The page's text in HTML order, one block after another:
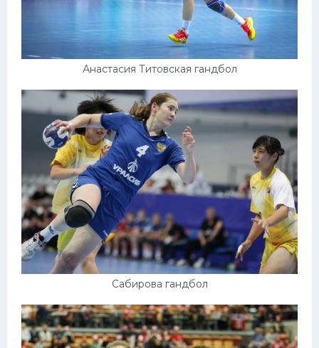
Анастасия Титовская гандбол
Сабирова гандбол